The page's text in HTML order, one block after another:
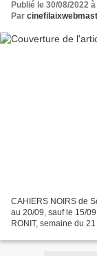
Publié le 30/08/2022
Par
CAHIERS NOIRS de
au 20/09, sauf le 15/
RONIT, semaine du